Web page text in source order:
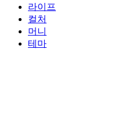
라이프
컬처
머니
테마